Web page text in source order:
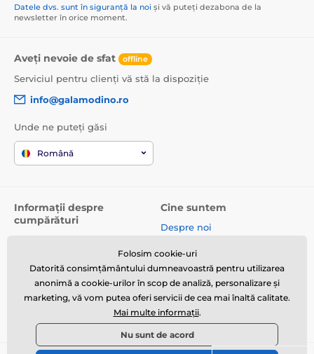
Datele dvs. sunt în siguranță la noi și vă puteți dezabona de la
newsletter în orice moment.
Aveți nevoie de sfat offline
Serviciul pentru clienți vă stă la dispoziție
info@galamodino.ro
Unde ne puteți găsi
Română
Informații despre
cumpărături
Returnare produse și
reclamații
Politica de confidențialitate
Cine suntem
Despre noi
Parteneriat cu Galamodino
Folosim cookie-uri
Datorită consimțământului dumneavoastră pentru utilizarea
anonimă a cookie-urilor în scop de analiză, personalizare și
marketing, vă vom putea oferi servicii de cea mai înaltă calitate.
Mai multe informații.
Nu sunt de acord